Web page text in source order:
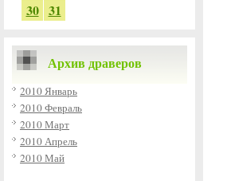
30 31
Архив драверов
2010 Январь
2010 Февраль
2010 Март
2010 Апрель
2010 Май